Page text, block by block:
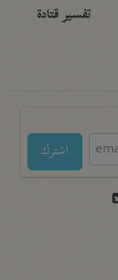
تفسير قتادة
اشترك